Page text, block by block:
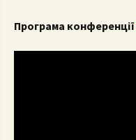
Програма конференції